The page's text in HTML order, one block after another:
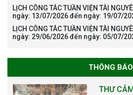
LỊCH CÔNG TÁC TUẦN VIỆN TÀI
ngày: 13/07/2026 đến ngày: 19/07/
LỊCH CÔNG TÁC TUẦN VIỆN TÀI
ngày: 29/06/2026 đến ngày: 05/07/
THÔNG BÁO
Tạm